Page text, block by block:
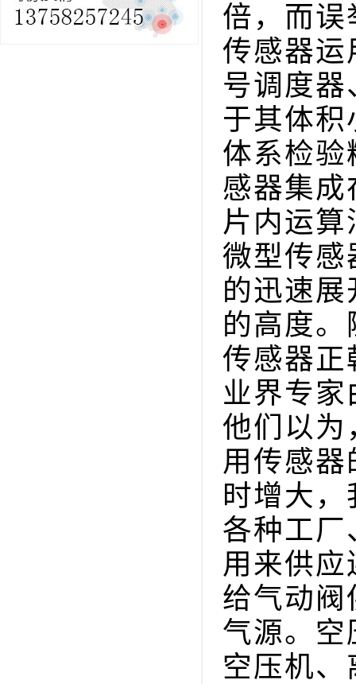
倍，而误
传感器运
号调度
于其体
体系检验
感器集成
片内运
微型传感
的迅速
的高度
传感器正
业界专
他们以为
用传感
时增大
各种工厂
用来供
给气动阀
气源。空
空压机